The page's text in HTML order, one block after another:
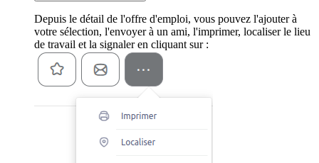
Depuis le détail de l'offre d'emploi, vous pouvez l'ajouter à
votre sélection, l'envoyer à un ami, l'imprimer, localiser le lieu
de travail et la signaler en cliquant sur :